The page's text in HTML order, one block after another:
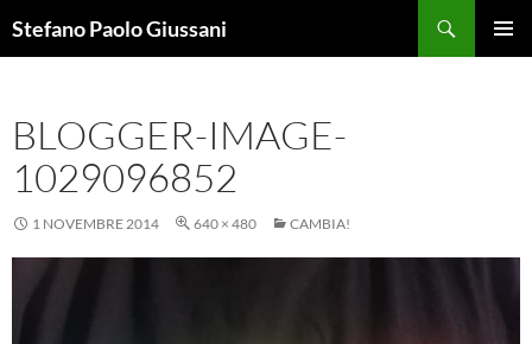
alStefano Paolo Giussani
BLOGGER-IMAGE-
1029096852
1 NOVEMBRE 2014 640 × 480 CAMBIA!